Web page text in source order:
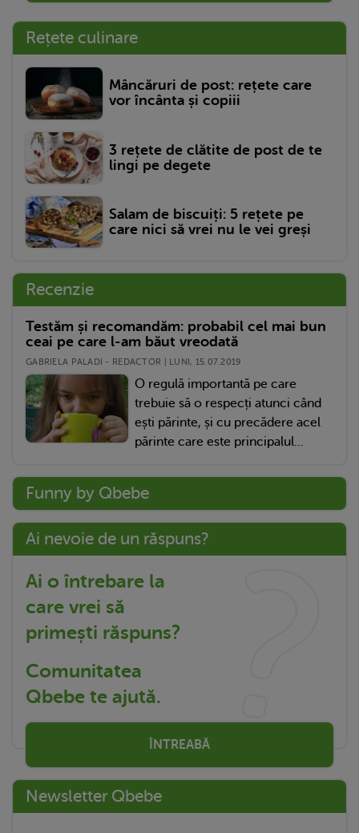
Rețete culinare
Mâncăruri de post: rețete care
vor încânta și copiii
3 rețete de clătite de post de te
lingi pe degete
Salam de biscuiți: 5 rețete pe
care nici să vrei nu le vei greși
Recenzie
Testăm și recomandăm: probabil cel mai bun
ceai pe care l-am băut vreodată
GABRIELA PALADI - REDACTOR | LUNI, 15.07.2019
O regulă importantă pe care
trebuie să o respecți atunci când
ești părinte, și cu precădere acel
părinte care este principalul...
Funny by Qbebe
Ai nevoie de un răspuns?
Ai o întrebare la
care vrei să
primești răspuns?
Comunitatea
Qbebe te ajută.
ÎNTREABĂ
Newsletter Qbebe